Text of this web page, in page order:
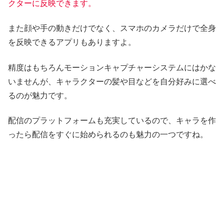
クターに反映できます。
また顔や手の動きだけでなく、スマホのカメラだけで全身
を反映できるアプリもありますよ。
精度はもちろんモーションキャプチャーシステムにはかな
いませんが、キャラクターの髪や目などを自分好みに選べ
るのが魅力です。
配信のプラットフォームも充実しているので、キャラを作
ったら配信をすぐに始められるのも魅力の一つですね。